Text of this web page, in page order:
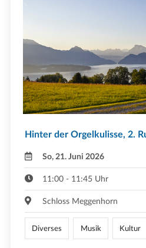
Hinter der Orgelkulisse, 2.
So, 21. Juni 2026
11:00 - 11:45 Uhr
Schloss Meggenhorn
Diverses Musik Kultur